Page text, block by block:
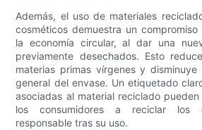
Además, el uso de materiales
cosméticos demuestra un
la economía circular, al dar una
previamente desechados. Esto
materias primas vírgenes y
general del envase. Un etiquetado
asociadas al material reciclado
los consumidores a reciclar los
responsable tras su uso.